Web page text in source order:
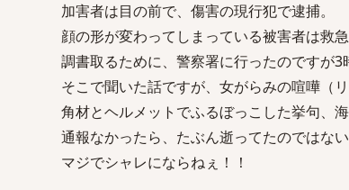
加害者は目の前で、傷害の現行犯で逮捕。
顔の形が変わってしまっている被害者は救
調書取るために、警察署に行ったのですが3
そこで聞いた話ですが、女がらみの喧嘩（
角材とヘルメットでふるぼっこした挙句、
通報なかったら、たぶん逝ってたのではな
マジでシャレにならねぇ！！